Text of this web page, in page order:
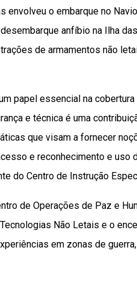
envolveu o embarque no
anfíbio na Ilha
de armamentos não
papel essencial na
e técnica é uma
que visam a fornecer
e reconhecimento e uso
do Centro de Instrução
de Operações de Paz e
Não Letais e o
em zonas de